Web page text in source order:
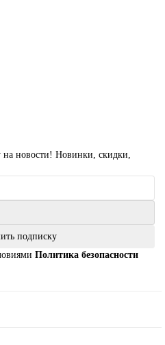
на новости! Новинки, скидки,
подписку
Политика безопасности